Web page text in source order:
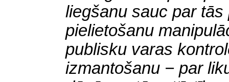
liegšanu sauc par
pielietošanu
publisku varas
izmantošanu − par